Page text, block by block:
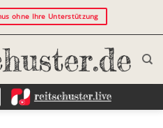
ohne Ihre Unterstützung